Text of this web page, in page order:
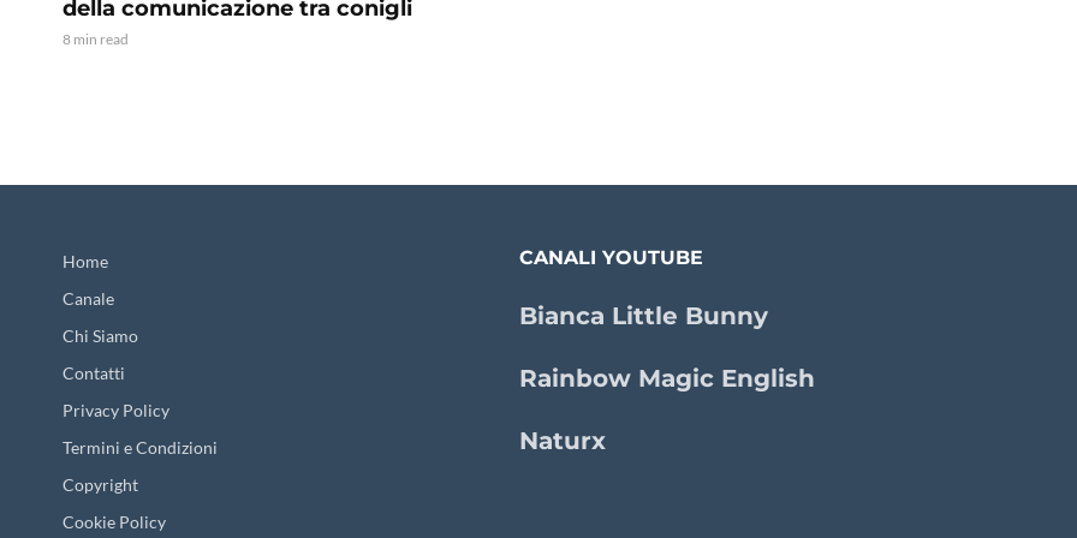
della comunicazione tra conigli
8 min read
Home
Canale
Chi Siamo
Contatti
Privacy Policy
Termini e Condizioni
Copyright
Cookie Policy
CANALI YOUTUBE
Bianca Little Bunny
Rainbow Magic English
Naturx